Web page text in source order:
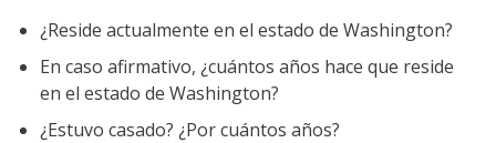
¿Reside actualmente en el estado de Washington?
En caso afirmativo, ¿cuántos años hace que reside
en el estado de Washington?
¿Estuvo casado? ¿Por cuántos años?